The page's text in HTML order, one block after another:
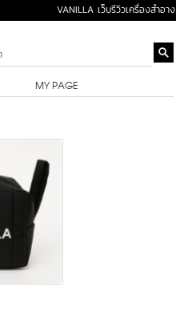
VANILLA เว็บรีวิวเครื่องสำอาง
MY PAGE